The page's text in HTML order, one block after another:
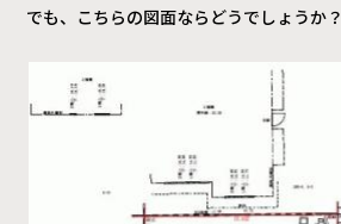
でも、こちらの図面ならどうでしょうか？